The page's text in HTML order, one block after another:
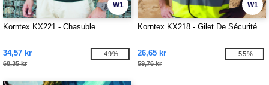
W1
Korntex KX221 - Chasuble
34,57 kr
68,35 kr
-49%
W1
Korntex KX218 - Gilet De Sécurité
26,65 kr
59,76 kr
-55%